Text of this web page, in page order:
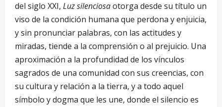
del siglo XXI, Luz silenciosaotorga desde su título un
viso de la condición humana que perdona y enjuicia,
y sin pronunciar palabras, con las actitudes y
miradas, tiende a la comprensión o al prejuicio. Una
aproximación a la profundidad de los vínculos
sagrados de una comunidad con sus creencias, con
su cultura y relación a la tierra, y a todo aquel
símbolo y dogma que les une, donde el silencio es